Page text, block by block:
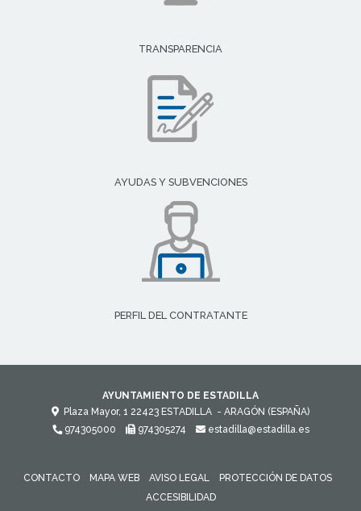
TRANSPARENCIA
AYUDAS Y SUBVENCIONES
PERFIL DEL CONTRATANTE
AYUNTAMIENTO DE ESTADILLA
Plaza Mayor, 1 22423 ESTADILLA - ARAGÓN (ESPAÑA)
974305000
974305274 estadilla@estadilla.es
CONTACTO MAPA WEB AVISO LEGAL
PROTECCIÓN DE DATOS
ACCESIBILIDAD